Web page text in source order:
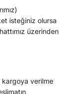
isteğiniz olursa
üzerinden
kargoya verilme